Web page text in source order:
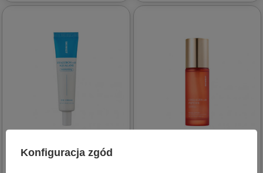
SKIN627
Konfiguracja zgód